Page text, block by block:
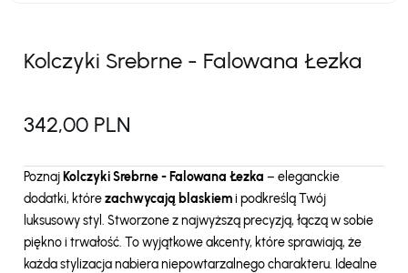
Kolczyki Srebrne - Falowana Łezka
342,00 PLN
Poznaj Kolczyki Srebrne - Falowana Łezka – eleganckie
dodatki, którezachwycają blaskiemi podkreślą Twój
luksusowy styl. Stworzone z najwyższą precyzją, łączą w sobie
piękno i trwałość. To wyjątkowe akcenty, które sprawiają, że
każda stylizacja nabiera niepowtarzalnego charakteru. Idealne